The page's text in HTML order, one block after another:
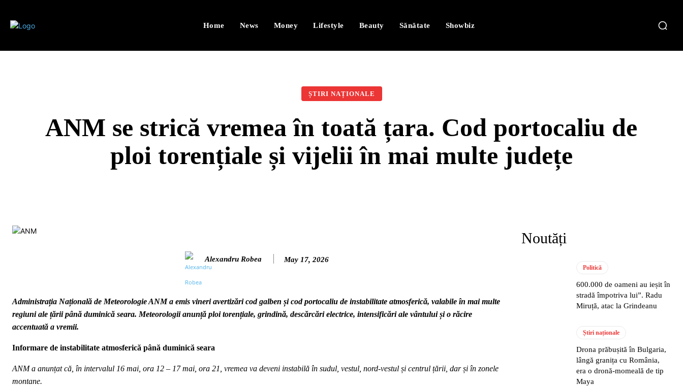
Home News Money Lifestyle Beauty Sănătate Showbiz
ȘTIRI NAȚIONALE
ANM se strică vremea în toată țara. Cod portocaliu de
ploi torențiale și vijelii în mai multe județe
Alexandru Robea May 17, 2026
Administrația Națională de Meteorologie ANM a emis vineri avertizări cod galben și cod portocaliu de instabilitate atmosferică, valabile în mai multe
regiuni ale țării până duminică seara. Meteorologii anunță ploi torențiale, grindină, descărcări electrice, intensificări ale vântului și o răcire
accentuată a vremii.
Informare de instabilitate atmosferică până duminică seara
ANM a anunțat că, în intervalul 16 mai, ora 12 – 17 mai, ora 21, vremea va deveni instabilă în sudul, vestul, nord-vestul și centrul țării, dar și în zonele
montane.
Noutăți
Politică
600.000 de oameni au ieșit în
stradă împotriva lui”. Radu
Miruță, atac la Grindeanu
Știri naționale
Drona prăbușită în Bulgaria,
lângă granița cu România,
era o dronă-momeală de tip
Maya